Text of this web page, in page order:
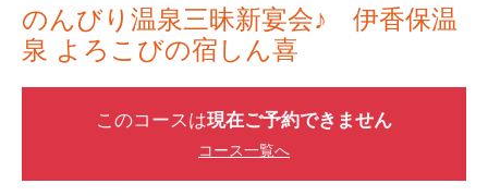
のんびり温泉三昧新宴会♪ 伊香保温
泉 よろこびの宿しん喜
このコースは現在ご予約できません
コース一覧へ